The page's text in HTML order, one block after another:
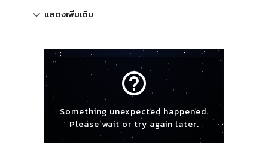
แสดงเพิ่มเติม
help_outline
Something unexpected happened.
Please wait or try again later.